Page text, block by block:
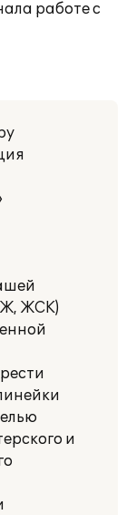
работе с
ЖСК)
и